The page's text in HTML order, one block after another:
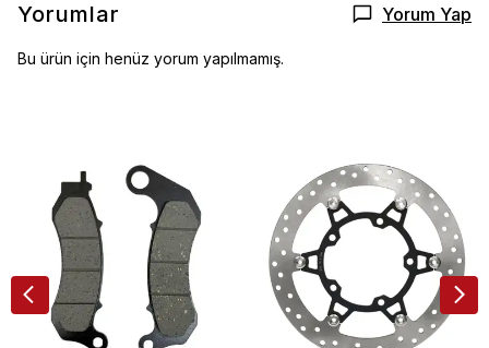
Yorumlar Yorum Yap
Bu ürün için henüz yorum yapılmamış.